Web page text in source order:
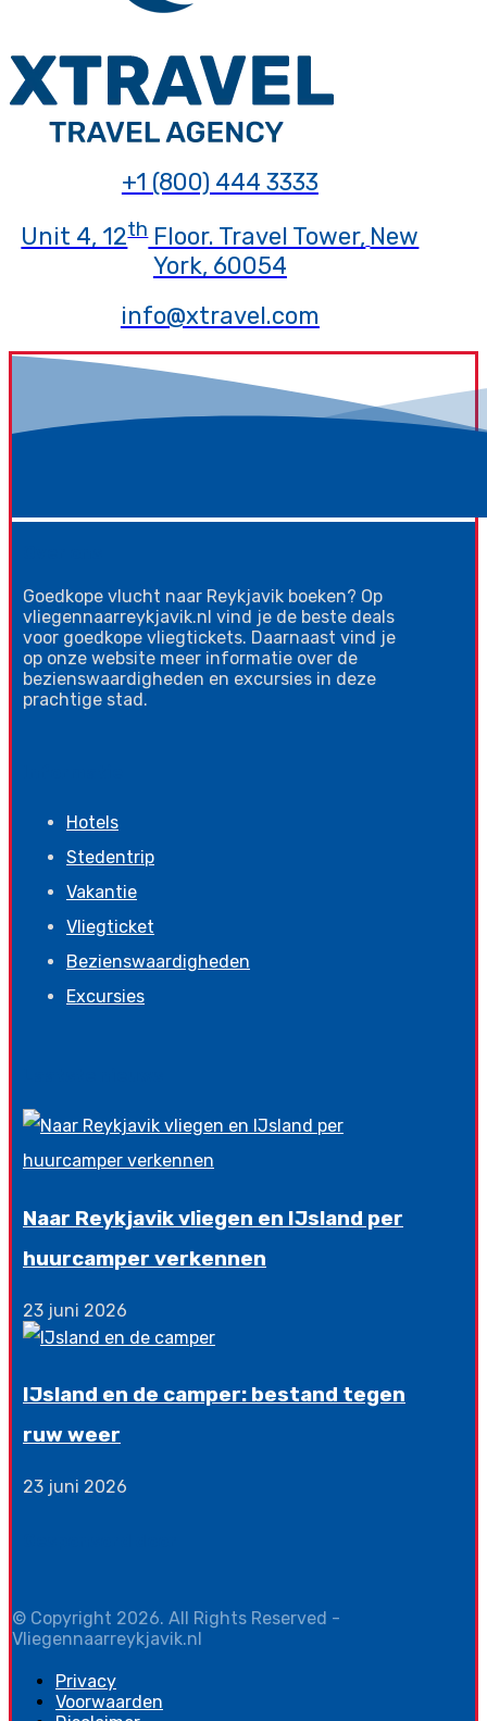
+1 (800) 444 3333
Unit 4, 12thFloor. Travel Tower, New
York, 60054
info@xtravel.com
Goedkope vlucht naar Reykjavik boeken? Op
vliegennaarreykjavik.nl vind je de beste deals
voor goedkope vliegtickets. Daarnaast vind je
op onze website meer informatie over de
bezienswaardigheden en excursies in deze
prachtige stad.
Hotels
Stedentrip
Vakantie
Vliegticket
Bezienswaardigheden
Excursies
Naar Reykjavik vliegen en IJsland per
huurcamper verkennen
23 juni 2026
IJsland en de camper: bestand tegen
ruw weer
23 juni 2026
© Copyright 2026. All Rights Reserved -
Vliegennaarreykjavik.nl
Privacy
Voorwaarden